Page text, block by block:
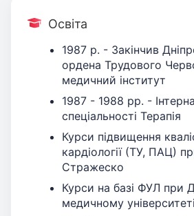
Освіта
1987 р. - Закінчив
ордена Трудового
медичний інститут
1987 - 1988 рр. -
спеціальності Терапія
Курси підвищення
кардіології (ТУ, ПАЦ)
Стражеско
Курси на базі ФУЛ при
медичному